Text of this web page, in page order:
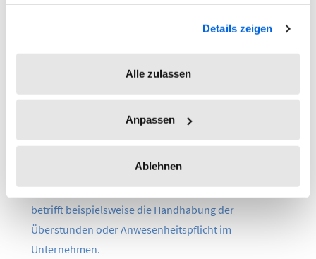
Details zeigen
Alle zulassen
Anpassen
Ablehnen
Betriebsvereinbarungen und Einzelvereinbarungen
mit MitarbeiterInnen kommen zusätzliche
Rahmenbedingungen zum Tragen, die für das
Unternehmen einerseits bindend sind, aber
verschiedene Interpretationen und potenzielle
kostenintensive Komplikationen zu vermeiden. Das
betrifft beispielsweise die Handhabung der
Überstunden oder Anwesenheitspflicht im
Unternehmen.